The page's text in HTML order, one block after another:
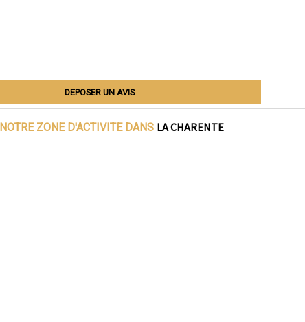
DEPOSER UN AVIS
NOTRE ZONE D'ACTIVITE DANS LA CHARENTE